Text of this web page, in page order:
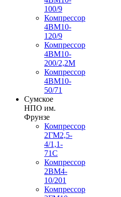
100/9
Компрессор
4ВМ10-
120/9
Компрессор
4ВМ10-
200/2,2М
Компрессор
4ВМ10-
50/71
Сумское
НПО им.
Фрунзе
Компрессор
2ГМ2,5-
4/1,1-
71С
Компрессор
2ВМ4-
10/201
Компрессор